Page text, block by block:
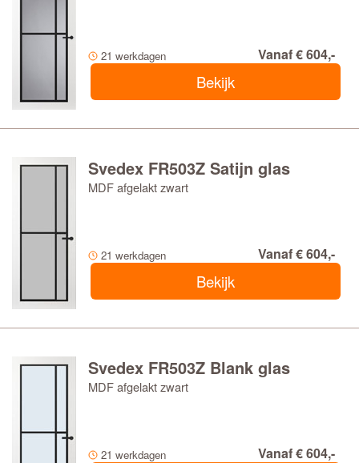
21 werkdagen Vanaf € 604,-
Bekijk
Svedex FR503Z Satijn glas
MDF afgelakt zwart
21 werkdagen Vanaf € 604,-
Bekijk
Svedex FR503Z Blank glas
MDF afgelakt zwart
21 werkdagen Vanaf € 604,-